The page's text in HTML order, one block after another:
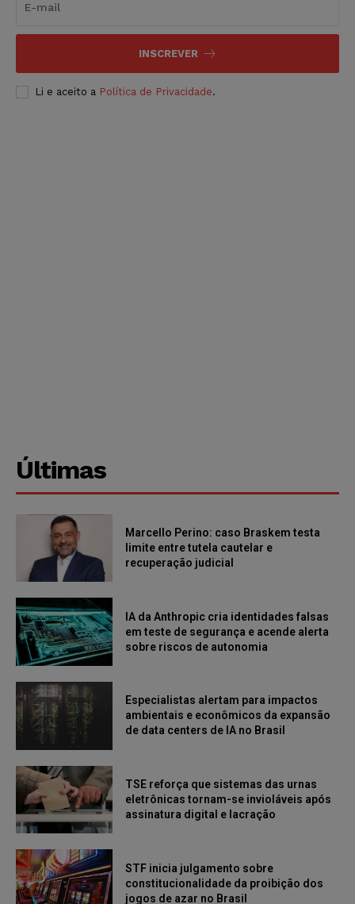
INSCREVER
Li e aceito a Política de Privacidade.
Últimas
Marcello Perino: caso Braskem testa
limite entre tutela cautelar e
recuperação judicial
IA da Anthropic cria identidades falsas
em teste de segurança e acende alerta
sobre riscos de autonomia
Especialistas alertam para impactos
ambientais e econômicos da expansão
de data centers de IA no Brasil
TSE reforça que sistemas das urnas
eletrônicas tornam-se invioláveis após
assinatura digital e lacração
STF inicia julgamento sobre
constitucionalidade da proibição dos
jogos de azar no Brasil